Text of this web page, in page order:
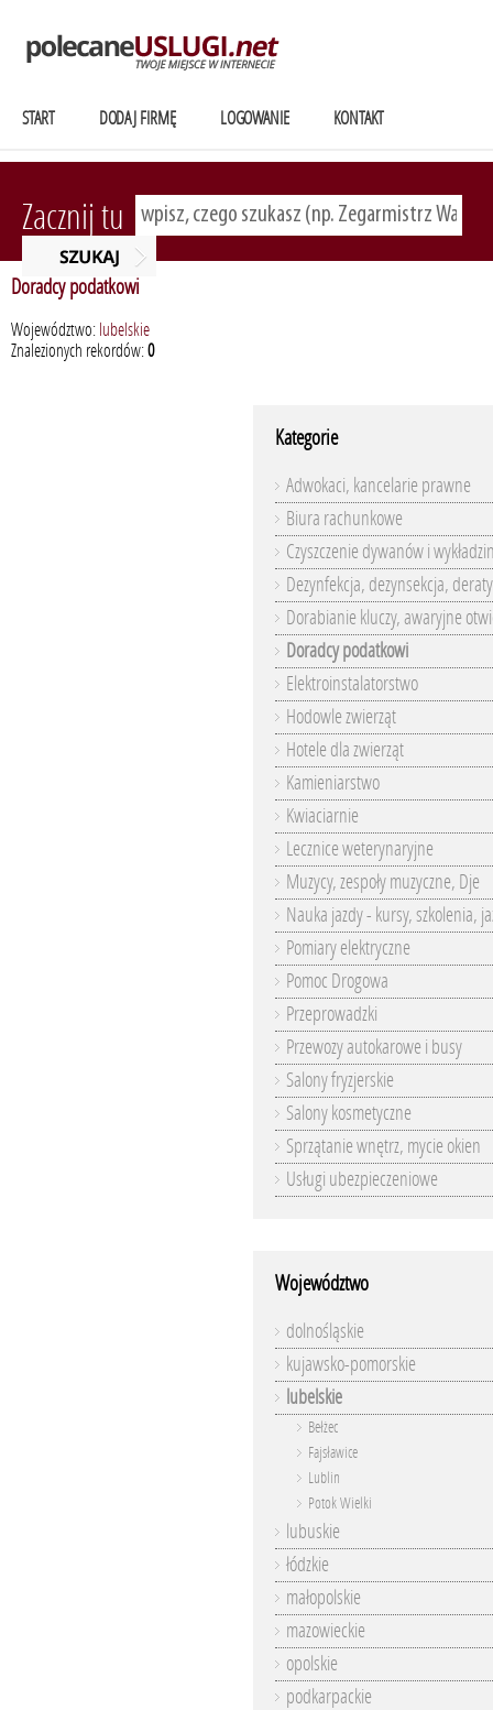
START DODAJ FIRMĘ LOGOWANIE KONTAKT
Zacznij tu
Doradcy podatkowi
Województwo: lubelskie
Znalezionych rekordów:0
Kategorie
Adwokaci, kancelarie prawne
Biura rachunkowe
Czyszczenie dywanów i
Dezynfekcja, dezynsekcja,
Dorabianie kluczy, awaryjne
Doradcy podatkowi
Elektroinstalatorstwo
Hodowle zwierząt
Hotele dla zwierząt
Kamieniarstwo
Kwiaciarnie
Lecznice weterynaryjne
Muzycy, zespoły muzyczne, Dje
Nauka jazdy - kursy, szkolenia,
Pomiary elektryczne
Pomoc Drogowa
Przeprowadzki
Przewozy autokarowe i busy
Salony fryzjerskie
Salony kosmetyczne
Sprzątanie wnętrz, mycie okien
Usługi ubezpieczeniowe
Województwo
dolnośląskie
kujawsko-pomorskie
lubelskie
Bełżec
Fajsławice
Lublin
Potok Wielki
lubuskie
łódzkie
małopolskie
mazowieckie
opolskie
podkarpackie